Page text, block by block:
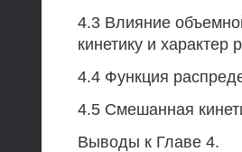
4.3 Влияние
кинетику и
4.4 Функция
4.5 Смешанная
Выводы к Главе 4.